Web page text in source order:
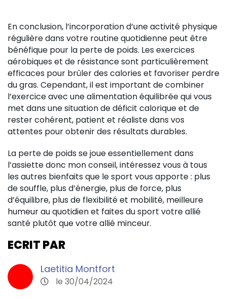
En conclusion, l’incorporation d’une activité physique
régulière dans votre routine quotidienne peut être
bénéfique pour la perte de poids. Les exercices
aérobiques et de résistance sont particulièrement
efficaces pour brûler des calories et favoriser perdre
du gras. Cependant, il est important de combiner
l’exercice avec une alimentation équilibrée qui vous
met dans une situation de déficit calorique et de
rester cohérent, patient et réaliste dans vos
attentes pour obtenir des résultats durables.
La perte de poids se joue essentiellement dans
l’assiette donc mon conseil, intéressez vous à tous
les autres bienfaits que le sport vous apporte : plus
de souffle, plus d’énergie, plus de force, plus
d’équilibre, plus de flexibilité et mobilité, meilleure
humeur au quotidien et faites du sport votre allié
santé plutôt que votre allié minceur.
ECRIT PAR
Laetitia Montfort
le 30/04/2024